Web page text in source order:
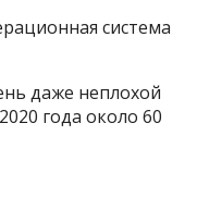
система
даже неплохой
года около 60